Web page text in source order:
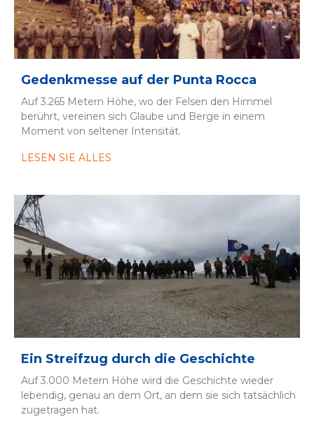
Gedenkmesse auf der Punta Rocca
Auf 3.265 Metern Höhe, wo der Felsen den Himmel
berührt, vereinen sich Glaube und Berge in einem
Moment von seltener Intensität.
LESEN SIE ALLES
Ein Streifzug durch die Geschichte
Auf 3.000 Metern Höhe wird die Geschichte wieder
lebendig, genau an dem Ort, an dem sie sich tatsächlich
zugetragen hat.